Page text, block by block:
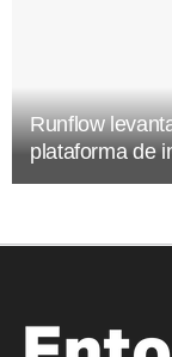
Runflow
plataforma de